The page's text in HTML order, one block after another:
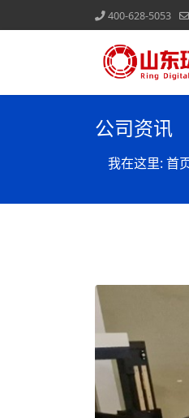
400-628-5053
公司资讯
我在这里: 首